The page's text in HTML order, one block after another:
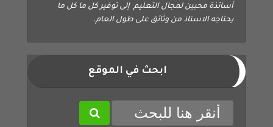
أساتذة محبين لمجال التعليم إلى توفير كل ما كل ما
يحتاجه الاستاذ من وثائق على طول العام.
ابحث في الموقع